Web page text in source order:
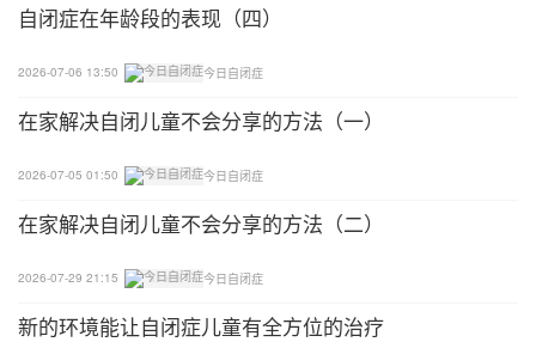
成一个精彩的创意。
森林小屋
把午餐肉切成一幢小房子，并且用番茄酱装饰细节。
小屋掩映在一片西兰花森林中。想要效果更好些，你
可以再将煮熟的土豆捣成泥，用来固定那些西兰花。
海底世界：
用烤鱼排或者是鱼罐头创造一个海底世界。蛋黄酱或
自闭症在年龄段的表现（四）
2026-07-06 13:50 今日自闭症
在家解决自闭儿童不会分享的方法（一）
2026-07-05 01:50 今日自闭症
在家解决自闭儿童不会分享的方法（二）
2026-07-29 21:15 今日自闭症
新的环境能让自闭症儿童有全方位的治疗